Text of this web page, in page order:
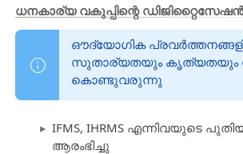
ധനകാര്യ വകുപ്പിന്റെ
ഔദ്യോഗിക
സുതാര്യതയും കൃത്യതയും
കൊണ്ടുവരുന്നു
IFMS, IHRMS എന്നിവയുടെ
ആരംഭിച്ചു